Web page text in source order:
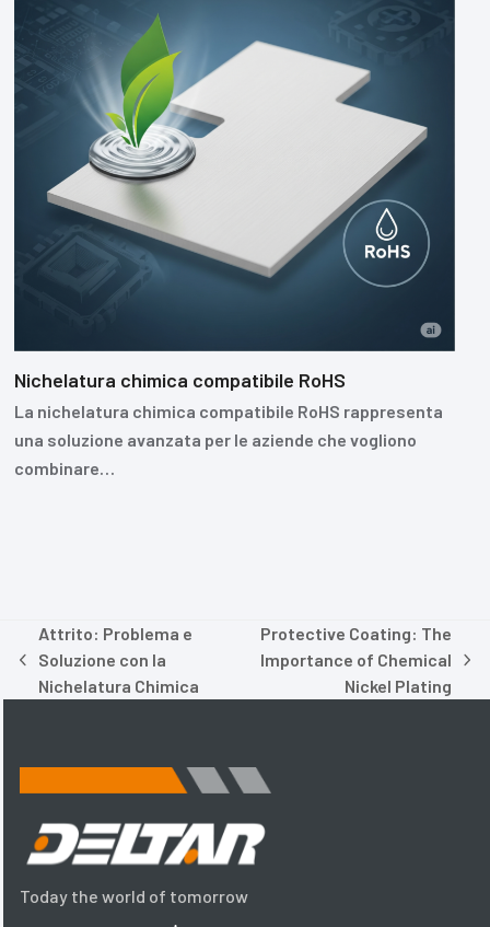
Nichelatura chimica compatibile RoHS
La nichelatura chimica compatibile RoHS rappresenta
una soluzione avanzata per le aziende che vogliono
combinare…
post
precedente:
Attrito: Problema e
Soluzione con la
Nichelatura Chimica
articolo
successivo:
Protective Coating: The
Importance of Chemical
Nickel Plating
Today the world of tomorrow